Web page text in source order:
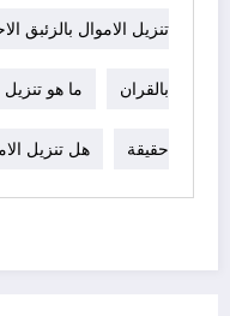
تنزيل الاموال بالزئبق
بالقران ما هو تنزيل
حقيقة هل تنزيل